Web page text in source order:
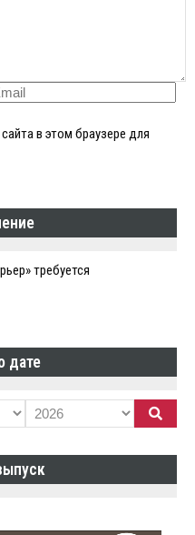
в этом браузере для
требуется
дате